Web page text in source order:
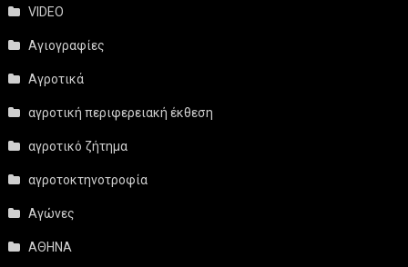
VIDEO
Αγιογραφίες
Αγροτικά
αγροτική περιφερειακή έκθεση
αγροτικό ζήτημα
αγροτοκτηνοτροφία
Αγώνες
ΑΘΗΝΑ